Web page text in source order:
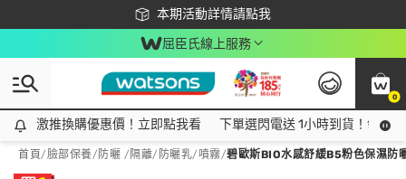
本期活動詳情請點我
下載app最高回饋$350
屈臣氏線上服務
0
激推換購優惠價！立即點我看
激推換購優惠價！立即點我看 下單選閃電送 1小時到貨！領神
首頁/臉部保養/ 防曬 /隔離/ 防曬乳/噴霧/碧歐斯BIO水感舒緩B5粉色保濕